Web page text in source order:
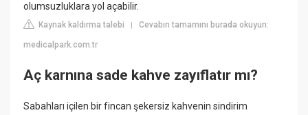
olumsuzluklara yol açabilir.
Kaynak kaldırma talebi |Cevabın tamamını burada okuyun:
medicalpark.com.tr
Aç karnına sade kahve zayıflatır mı?
Sabahları içilen bir fincan şekersiz kahvenin sindirim